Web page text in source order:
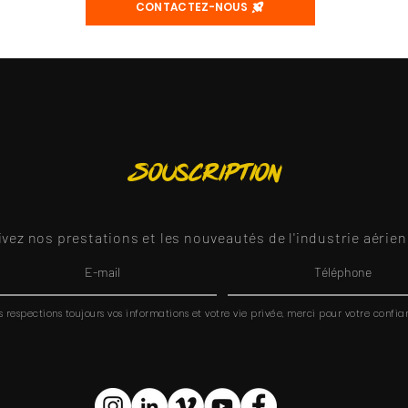
CONTACTEZ-NOUS
Souscription
nos prestations et les nouveautés de l'industrie
respections toujours vos informations et votre vie privée, merci pour votre